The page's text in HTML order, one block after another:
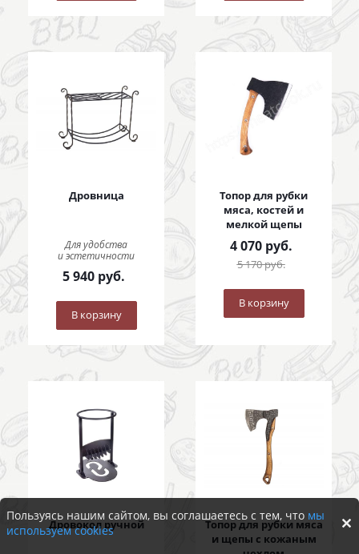
Дровница
Для удобства
и эстетичности
5 940руб.
В корзину
Топор для рубки
мяса, костей и
мелкой щепы
4 070руб.
5 170руб.
В корзину
Дровокол ручной
Топор для рубки мяса
и щепы с кожаным
Пользуясь нашим сайтом, вы соглашаетесь с тем, что мы
используем cookies